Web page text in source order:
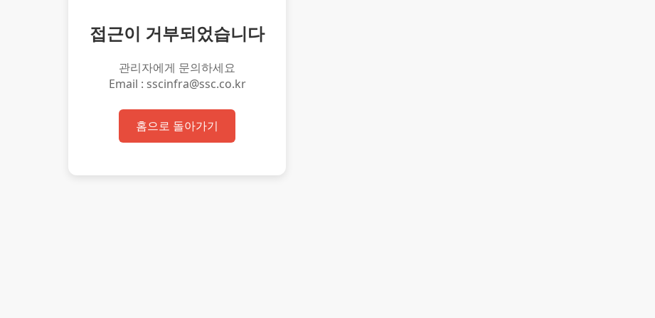
접근이 거부되었습니다
관리자에게 문의하세요
Email : sscinfra@ssc.co.kr
홈으로 돌아가기